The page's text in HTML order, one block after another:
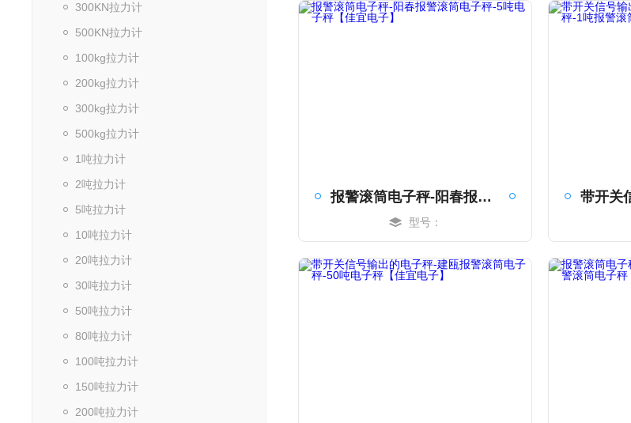
300KN拉力计
500KN拉力计
100kg拉力计
200kg拉力计
300kg拉力计
500kg拉力计
1吨拉力计
2吨拉力计
5吨拉力计
10吨拉力计
20吨拉力计
30吨拉力计
50吨拉力计
80吨拉力计
100吨拉力计
150吨拉力计
200吨拉力计
报警滚筒电子秤-阳春报警滚筒电子秤-5吨电子秤【佳宜电子】
型号：